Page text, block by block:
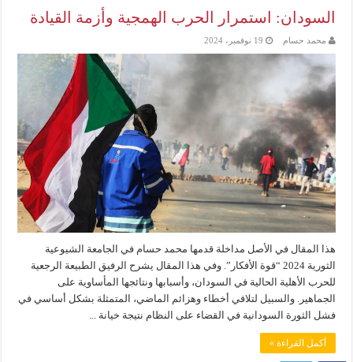
السودان: استمرار الحرب الهمجية وأزمة القيادة
محمد حسام 19 نوفمبر، 2024
هذا المقال في الأصل مداخلة قدمها محمد حسام في الجامعة الشيوعية
الثورية 2024 “قوة الأفكار”. وفي هذا المقال يشرح الرفيق الطبيعة الرجعية
للحرب الأهلية الحالية في السودان، وأسبابها ونتائجها المأساوية على
الجماهير. والسبيل لتلافي أخطاء وهزائم الماضي، المتمثلة بشكل أساسي في
فشل الثورة السودانية في القضاء على النظام نتيجة خيانة ...
أكمل القراءة »